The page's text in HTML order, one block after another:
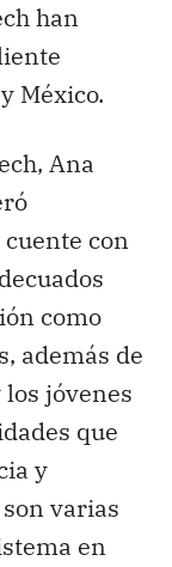
han
México.
Ana
con
como
además de
jóvenes
que
y
varias
en